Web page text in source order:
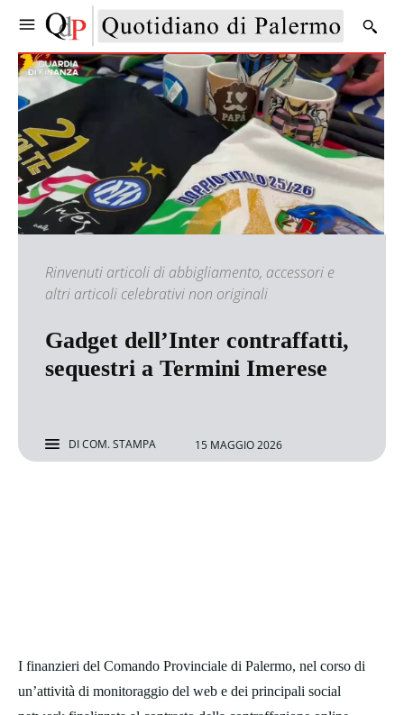
Rinvenuti articoli di abbigliamento, accessori e
altri articoli celebrativi non originali
Gadget dell’Inter contraffatti,
sequestri a Termini Imerese
DICOM. STAMPA 15 MAGGIO 2026
I finanzieri del Comando Provinciale di Palermo, nel corso di
un’attività di monitoraggio del web e dei principali social